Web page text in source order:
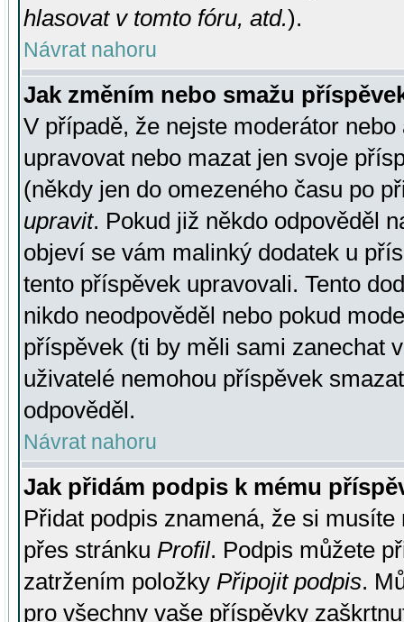
hlasovat v tomto fóru, atd.).
Návrat nahoru
Jak změním nebo smažu
V případě, že nejste moderátor
upravovat nebo mazat jen svoje
(někdy jen do omezeného času po
upravit. Pokud již někdo odpověděl
objeví se vám malinký dodatek u
tento příspěvek upravovali. Tento
nikdo neodpověděl nebo pokud
příspěvek (ti by měli sami zanechat
uživatelé nemohou příspěvek
odpověděl.
Návrat nahoru
Jak přidám podpis k mému
Přidat podpis znamená, že si
přes stránku Profil. Podpis můžete
zatržením položky Připojit podpis.
pro všechny vaše příspěvky